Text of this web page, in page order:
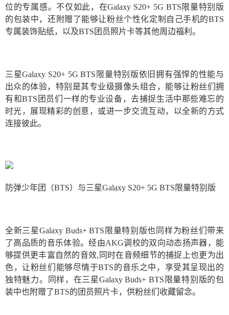
位的专属感。不仅如此，在Galaxy S20+ 5G BTS限量特别版
的包装中，还附赠了能够让粉丝个性化定制自己手机的BTS
专属装饰贴纸，以及BTS团员照片卡等其他周边福利。
三星Galaxy S20+ 5G BTS限量特别版依旧拥有强悍的性能与
出众的体验，特别是其专业级摄像头组合，能够让粉丝们拥
有和BTS团员们一样的专业设备，去捕捉生活中那些难忘的
时光，展现精彩的创意，或进一步交流互动，以全新的方式
连接彼此。
防弹少年团（BTS）与三星Galaxy S20+ 5G BTS限量特别版
全新三星Galaxy Buds+ BTS限量特别版也同样为粉丝们带来
了高品质的音乐体验。经由AKG调校的双向动态扬声器，能
够提供更丰富自然的音效,同时在音频细节的捕捉上也更为出
色，让粉丝们能够尽情于BTS的音乐之中，享受其呈现出的
独特魅力。同样，在三星Galaxy Buds+ BTS限量特别版的包
装中也附赠了BTS的团员照片卡，供粉丝们收藏留念。